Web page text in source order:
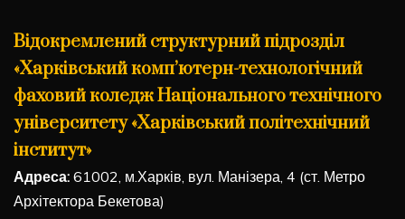
Відокремлений структурний підрозділ
«Харківський комп’ютерн-технологічний
фаховий коледж Національного технічного
університету «Харківський політехнічний
інститут»
Адреса: 61002, м.Харків, вул. Манізера, 4 (ст. Метро
Архітектора Бекетова)